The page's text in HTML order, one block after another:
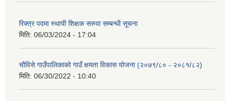
रिक्त्र पदमा स्थायी शिक्षक सरुवा सम्बन्धी सूचना
मिति: 06/03/2024 - 17:04
चौविसे गाउँपालिकाको गाउँ क्षमता विकास योजना (२०७९/८० - २०८१/८२)
मिति: 06/30/2022 - 10:40